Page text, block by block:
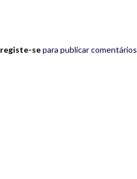
registe-separa publicar comentários